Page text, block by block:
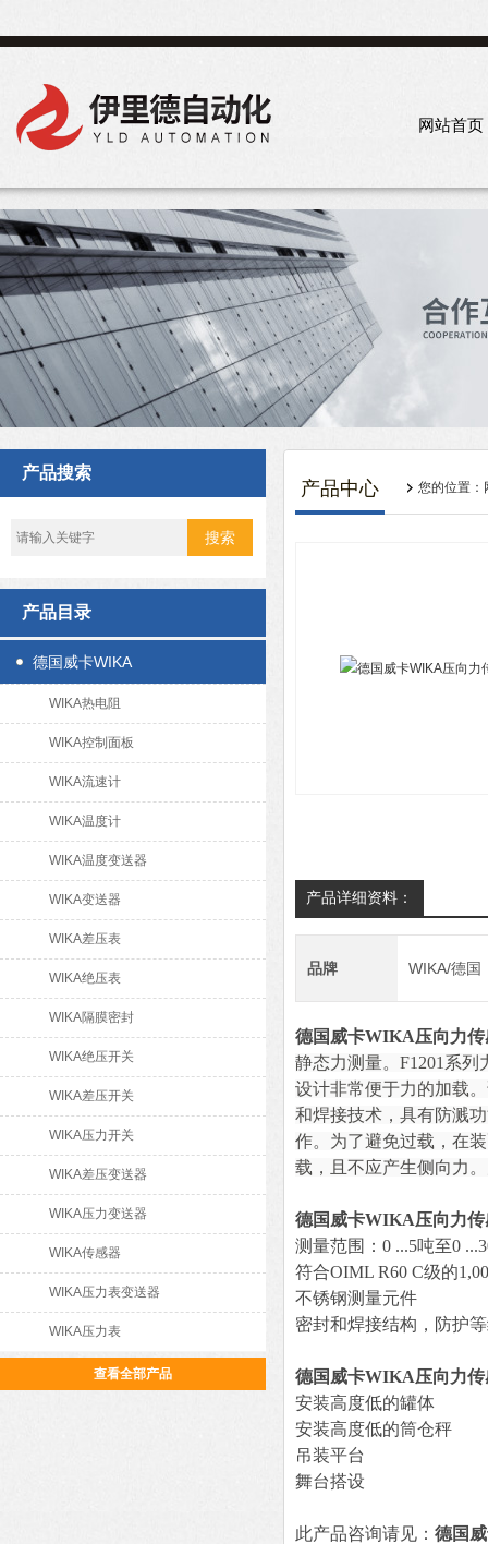
网站首页
产品搜索
产品目录
德国威卡WIKA
WIKA热电阻
WIKA控制面板
WIKA流速计
WIKA温度计
WIKA温度变送器
WIKA变送器
WIKA差压表
WIKA绝压表
WIKA隔膜密封
WIKA绝压开关
WIKA差压开关
WIKA压力开关
WIKA差压变送器
WIKA压力变送器
WIKA传感器
WIKA压力表变送器
WIKA压力表
查看全部产品
产品中心 您的位置：
产品详细资料：
品牌 WIKA/德国
德国威卡WIKA压向力传
静态力测量。F1201系
设计非常便于力的加载
和焊接技术，具有防溅
作。 为了避免过载，在
载，且不应产生侧向力
德国威卡WIKA压向力传
测量范围：0 ...5吨至0
符合OIML R60 C级的
不锈钢测量元件
密封和焊接结构，防护
德国威卡WIKA压向力传
安装高度低的罐体
安装高度低的筒仓秤
吊装平台
舞台搭设
此产品咨询请见： 德国